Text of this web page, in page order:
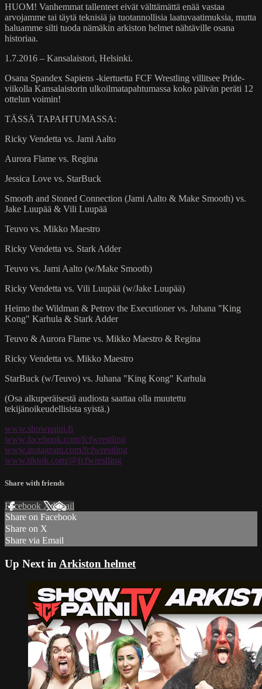
HUOM! Vanhemmat tallenteet eivät välttämättä enää vastaa
arvojamme tai täytä teknisiä ja tuotannollisia laatuvaatimuksia, mutta
haluamme silti tuoda nämäkin arkiston helmet nähtäville osana
historiaa.
1.7.2016 – Kansalaistori, Helsinki.
Osana Spandex Sapiens -kiertuetta FCF Wrestling villitsee Pride-
viikolla Kansalaistorin ulkoilmatapahtumassa koko päivän peräti 12
ottelun voimin!
TÄSSÄ TAPAHTUMASSA:
Ricky Vendetta vs. Jami Aalto
Aurora Flame vs. Regina
Jessica Love vs. StarBuck
Smooth and Stoned Connection (Jami Aalto & Make Smooth) vs.
Jake Luupää & Vili Luupää
Teuvo vs. Mikko Maestro
Ricky Vendetta vs. Stark Adder
Teuvo vs. Jami Aalto (w/Make Smooth)
Ricky Vendetta vs. Vili Luupää (w/Jake Luupää)
Heimo the Wildman & Petrov the Executioner vs. Juhana "King
Kong" Karhula & Stark Adder
Teuvo & Aurora Flame vs. Mikko Maestro & Regina
Ricky Vendetta vs. Mikko Maestro
StarBuck (w/Teuvo) vs. Juhana "King Kong" Karhula
(Osa alkuperäisestä audiosta saattaa olla muutettu
tekijänoikeudellisista syistä.)
www.showpaini.fi
www.facebook.com/fcfwrestling
www.instagram.com/fcfwrestling
www.tiktok.com/@fcfwrestling
Share with friends
Facebook XEmail
Share on Facebook
Share on X
Share via Email
Up Next in Arkiston helmet